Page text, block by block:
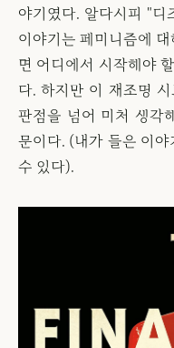
야기였다. 알다시피 "디
이야기는 페미니즘에
면 어디에서 시작해야
다. 하지만 이 재조명
판점을 넘어 미처 생각
문이다. (내가 들은 이야
수 있다).